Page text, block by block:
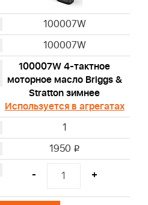
100007W
100007W
100007W 4-тактное
моторное масло Briggs &
Stratton зимнее
Используется в агрегатах
1
1950 i
- +